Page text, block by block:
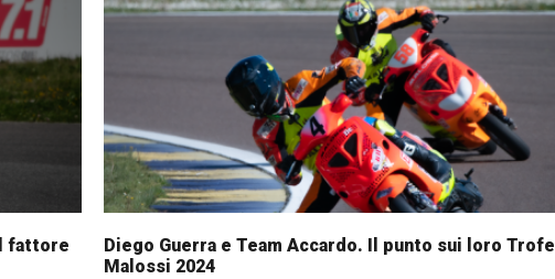
fattore
Diego Guerra e Team Accardo. Il punto sui loro
Malossi 2024